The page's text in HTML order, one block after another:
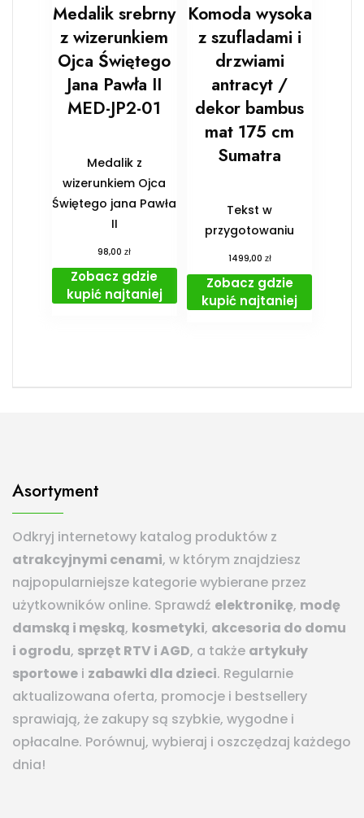
Medalik srebrny
z wizerunkiem
Ojca Świętego
Jana Pawła II
MED-JP2-01
Medalik z
wizerunkiem Ojca
Świętego jana Pawła
II
98,00zł
Zobacz gdzie
kupić najtaniej
Komoda wysoka
z szufladami i
drzwiami
antracyt /
dekor bambus
mat 175 cm
Sumatra
Tekst w
przygotowaniu
1499,00 zł
Zobacz gdzie
kupić najtaniej
Asortyment
Odkryj internetowy katalog produktów z
atrakcyjnymi cenami, w którym znajdziesz
najpopularniejsze kategorie wybierane przez
użytkowników online. Sprawdź elektronikę, modę
damską i męską, kosmetyki, akcesoria do domu
i ogrodu, sprzęt RTV i AGD, a także artykuły
sportowe i zabawki dla dzieci. Regularnie
aktualizowana oferta, promocje i bestsellery
sprawiają, że zakupy są szybkie, wygodne i
opłacalne. Porównuj, wybieraj i oszczędzaj każdego
dnia!